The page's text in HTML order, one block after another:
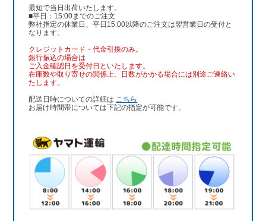
最短で当日出荷いたします。
■平日：15:00までのご注文
弊社指定の休業日、平日15:00以降のご注文は翌営業日の受付と
なります。
クレジットカード・代金引換のみ。
銀行振込の場合は
ご入金確認日を受付日といたします。
在庫数や取り寄せの関係上、日数がかかる場合には別途ご連絡い
たします。
配送日時についての詳細は こちら
お届け時間帯については下記の指定が可能です。